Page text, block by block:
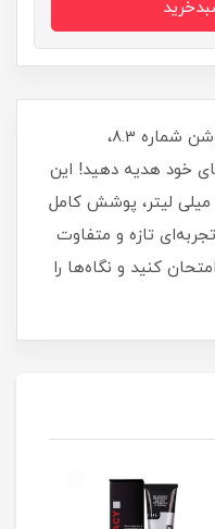
با رنگ مو دوماسی بلوند طلایی روشن شماره 8.3،
خود هدیه دهید! این
رنگ جذاب و ماندگار، با حجم 120 میلی لیتر، پوشش کامل
تازه و متفاوت
کنید و نگاه‌ها را